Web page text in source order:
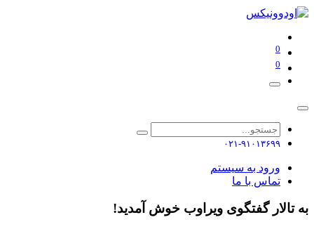
0
0
۰۲۱-۹۱۰۱۳۶۹۹
ورود به سیستم
تماس با ما
به تالار گفتگوی ویراوب خوش آمدید!